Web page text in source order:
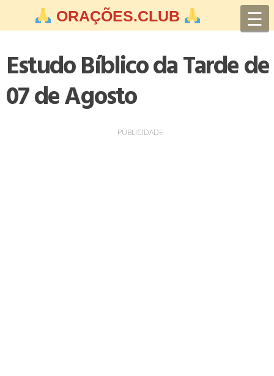
ORAÇÕES.CLUB ☰
Estudo Bíblico da Tarde de
07 de Agosto
PUBLICIDADE